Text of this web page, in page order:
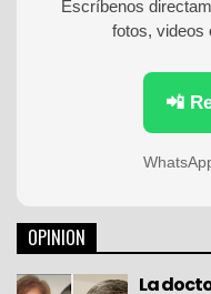
Escríbenos
fotos, videos
📲
OPINION
La